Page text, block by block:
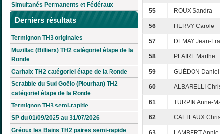
Simultanés Permanents et Fédéraux
Derniers résultats
Termignon TH3 originales
Muzillac (Billiers) TH2 catégoriel étape de la
Ronde
Carhaix TH2 catégoriel étape de la Ronde
Scrabble du Sud Goëlo (Plourhan) TH2
catégoriel étape de la Ronde
Termignon TH3 semi-rapide
SP du 01/09/2025 au 31/07/2026
Gréoux les Bains TH2 paires semi-rapide
55 ROUX Sandra
56 HERVY Carole
57 DEMAY Jean-
58 PLAIRE Marthe
59 GUÉDON Daniel
60 ALBARELLI
61 TURPIN Anne-
62 CALTEAUX